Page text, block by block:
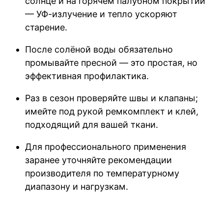
— УФ-излучение и тепло ускоряют
старение.
После солёной воды обязательно
промывайте пресной — это простая, но
эффективная профилактика.
Раз в сезон проверяйте швы и клапаны;
имейте под рукой ремкомплект и клей,
подходящий для вашей ткани.
Для профессионального применения
заранее уточняйте рекомендации
производителя по температурному
диапазону и нагрузкам.